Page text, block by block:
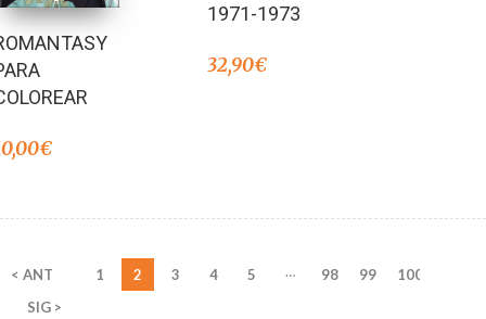
€
1971-1973
32,90€
< ANT 1 2 3 4 5 … 98 99
100
SIG >